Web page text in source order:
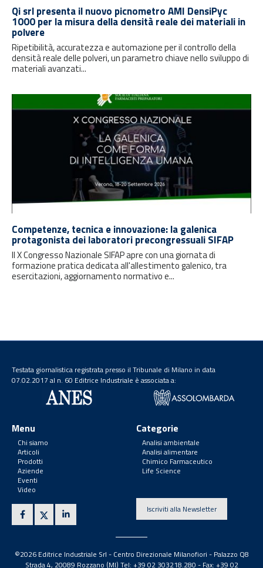
Qi srl presenta il nuovo picnometro AMI DensiPyc
1000 per la misura della densità reale dei materiali in
polvere
Ripetibilità, accuratezza e automazione per il controllo della
densità reale delle polveri, un parametro chiave nello sviluppo di
materiali avanzati...
Competenze, tecnica e innovazione: la galenica
protagonista dei laboratori precongressuali SIFAP
Il X Congresso Nazionale SIFAP apre con una giornata di
formazione pratica dedicata all'allestimento galenico, tra
esercitazioni, aggiornamento normativo e...
Testata giornalistica registrata presso il Tribunale di Milano in data
07.02.2017 al n. 60 Editrice Industriale è associata a:
Menu
Chi siamo
Articoli
Prodotti
Aziende
Eventi
Video
Categorie
Analisi ambientale
Analisi alimentare
Chimico Farmaceutico
Life Science
Iscriviti alla Newsletter
©2026 Editrice Industriale Srl - Centro Direzionale Milanofiori - Palazzo Q8
Strada 4, 20089 Rozzano (MI) Tel: +39 02 303218.280 - Fax: +39 02